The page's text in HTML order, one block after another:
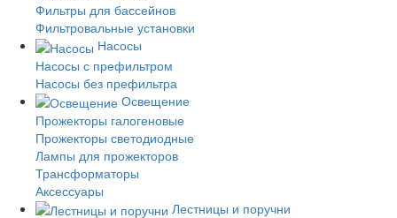
Фильтры для бассейнов
Фильтровальные установки
Насосы
Насосы с префильтром
Насосы без префильтра
Освещение
Прожекторы галогеновые
Прожекторы светодиодные
Лампы для прожекторов
Трансформаторы
Аксессуары
Лестницы и поручни